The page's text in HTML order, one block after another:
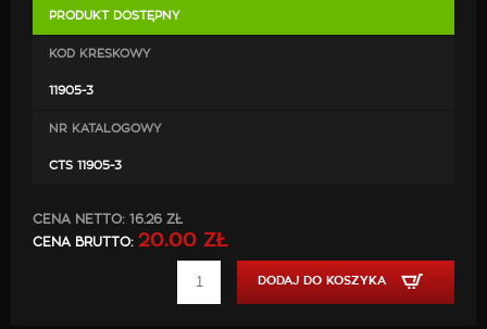
PRODUKT DOSTĘPNY
KOD KRESKOWY
11905-3
NR KATALOGOWY
CTS 11905-3
CENA NETTO: 16.26 ZŁ
CENA BRUTTO: 20.00 ZŁ
DODAJ DO KOSZYKA